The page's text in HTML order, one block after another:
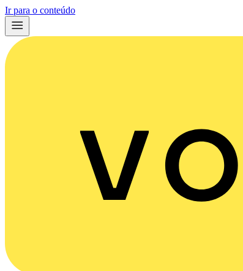
Ir para o conteúdo